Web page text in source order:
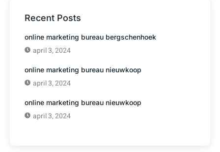
Recent Posts
online marketing bureau bergschenhoek
april 3, 2024
online marketing bureau nieuwkoop
april 3, 2024
online marketing bureau nieuwkoop
april 3, 2024